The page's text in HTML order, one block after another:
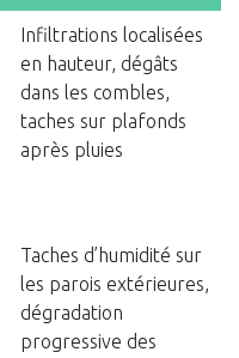
Infiltrations localisées
en hauteur, dégâts
dans les combles,
taches sur plafonds
après pluies
Taches d’humidité sur
les parois extérieures,
dégradation
progressive des